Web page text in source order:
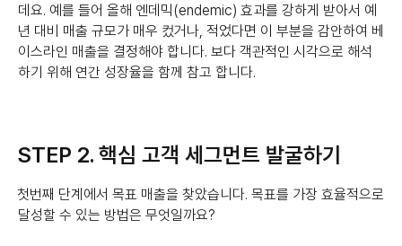
데요. 예를 들어 올해 엔데믹(endemic) 효과를 강하게 받아서 예
년 대비 매출 규모가 매우 컸거나, 적었다면 이 부분을 감안하여 베
이스라인 매출을 결정해야 합니다. 보다 객관적인 시각으로 해석
하기 위해 연간 성장율을 함께 참고 합니다.
STEP 2. 핵심 고객 세그먼트 발굴하기
첫번째 단계에서 목표 매출을 찾았습니다. 목표를 가장 효율적으로
달성할 수 있는 방법은 무엇일까요?